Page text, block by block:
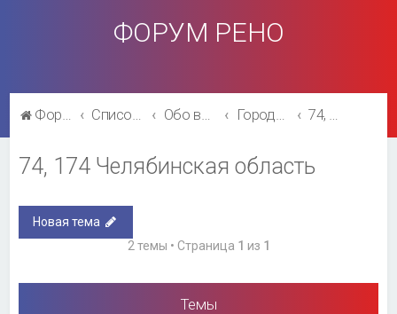
ФОРУМ РЕНО
Форум Рено Список форумов Обо всём остальном Города и регионы. 74, 174 Челябинская область
74, 174 Челябинская область
Новая тема
2 темы • Страница 1 из 1
Темы